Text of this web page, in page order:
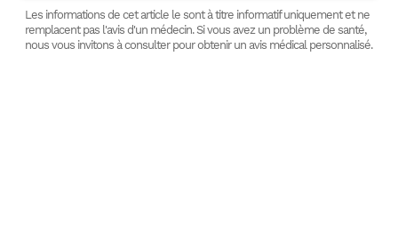
Les informations de cet article le sont à titre informatif uniquement et ne
remplacent pas l'avis d'un médecin. Si vous avez un problème de santé,
nous vous invitons à consulter pour obtenir un avis médical personnalisé.